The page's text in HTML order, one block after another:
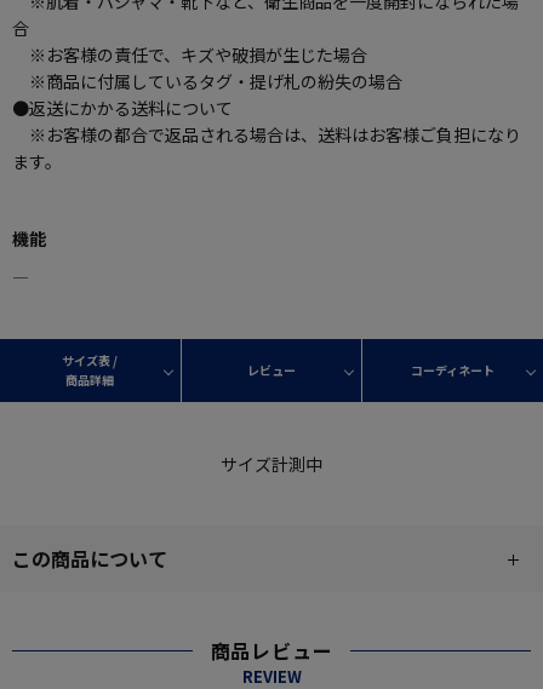
合
※お客様の責任で、キズや破損が生じた場合
※商品に付属しているタグ・提げ札の紛失の場合
●返送にかかる送料について
※お客様の都合で返品される場合は、送料はお客様ご負担になり
ます。
機能
―
サイズ表 /
商品詳細
レビュー コーディネート
サイズ計測中
この商品について
商品レビュー
REVIEW